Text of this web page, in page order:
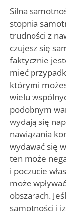
Silna
stopnia
trudności z
czujesz się
faktycznie
mieć
którymi
wielu
podobnym
wydają się
nawiązania
wydawać się
ten może
i poczucie
może
obszarach.
samotności i